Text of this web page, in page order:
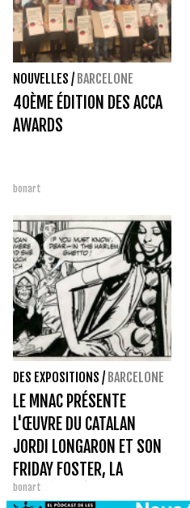
NOUVELLES / BARCELONE
40ÈME ÉDITION DES ACCA
AWARDS
bonart
DES EXPOSITIONS / BARCELONE
LE MNAC PRÉSENTE
L'ŒUVRE DU CATALAN
JORDI LONGARON ET SON
FRIDAY FOSTER, LA
PREMIÈRE HÉROÏNE NOIRE
bonart